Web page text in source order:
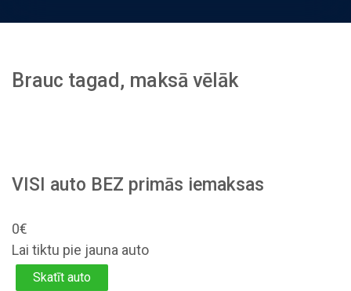
Brauc tagad, maksā vēlāk
VISI auto BEZ primās iemaksas
0€
Lai tiktu pie jauna auto
Skatīt auto